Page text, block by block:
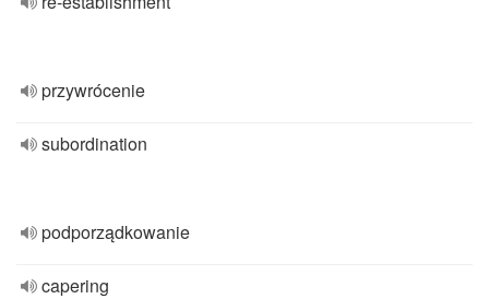
przywrócenie
subordination
podporządkowanie
capering